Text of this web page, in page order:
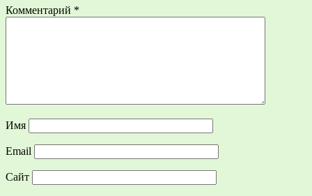
Комментарий *
Имя
Email
Сайт